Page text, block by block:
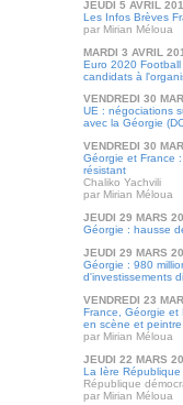
JEUDI 5 AVRIL
Les Infos Brèves
par Mirian Méloua
MARDI 3 AVRIL
Euro 2020
candidats à
VENDREDI 30
UE : négociations
avec la Géorgie
VENDREDI 30
Géorgie et France
résistant
Chaliko Yachvili
par Mirian Méloua
JEUDI 29 MARS
Géorgie : hausse
JEUDI 29 MARS
Géorgie : 980
d'investissements
VENDREDI 23
France, Géorgie et
en scène et peintre
par Mirian Méloua
JEUDI 22 MARS
La Ière
République
par Mirian Méloua